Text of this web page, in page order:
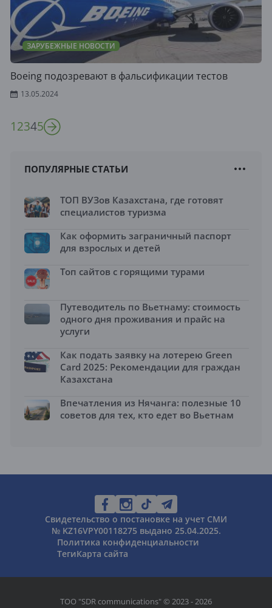
ЗАРУБЕЖНЫЕ НОВОСТИ
Boeing подозревают в фальсификации тестов
13.05.2024
12345
ПОПУЛЯРНЫЕ СТАТЬИ
ТОП ВУЗов Казахстана, где готовят
специалистов туризма
Как оформить заграничный паспорт
для взрослых и детей
Топ сайтов с горящими турами
Путеводитель по Вьетнаму: стоимость
одного дня проживания и прайс на
услуги
Как подать заявку на лотерею Green
Card 2025: Рекомендации для граждан
Казахстана
Впечатления из Нячанга: полезные 10
советов для тех, кто едет во Вьетнам
Свидетельство о постановке на учет СМИ
№ KZ16VPY00118275 выдано 25.04.2025.
Политика конфиденциальности
ТегиКарта сайта
ТОО "SDR communications" © 2023 - 2026